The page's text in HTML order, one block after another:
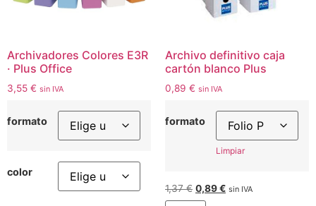
Archivadores Colores E3R
· Plus Office
3,55 € sin IVA
formato
color
Archivo definitivo caja
cartón blanco Plus
0,89 € sin IVA
formato
Limpiar
1,37€ 0,89€ sin IVA